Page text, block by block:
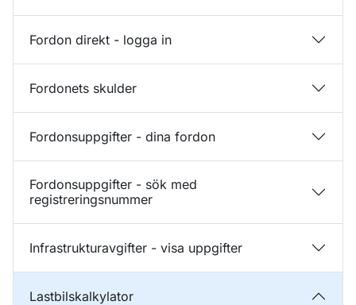
Fordon direkt - logga in
Fordonets skulder
Fordonsuppgifter - dina fordon
Fordonsuppgifter - sök med
registreringsnummer
Infrastrukturavgifter - visa uppgifter
Lastbilskalkylator